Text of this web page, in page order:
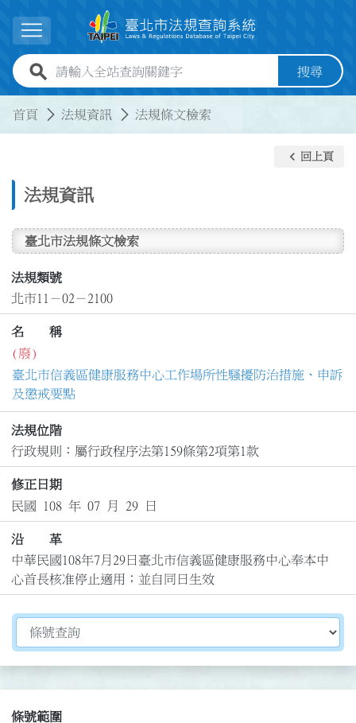
展開選單
全站查詢關鍵字欄位 搜尋
首頁 法規資訊 法規條文檢索
法規資訊
keyboard_arrow_left 回上頁
臺北市法規條文檢索
法規類號
北市11－02－2100
名 稱
(廢)
臺北市信義區健康服務中心工作場所性騷擾防治措施、申訴
及懲戒要點
法規位階
行政規則：屬行政程序法第159條第2項第1款
修正日期
民國 108 年 07 月 29 日
沿 革
中華民國108年7月29日臺北市信義區健康服務中心奉本中
心首長核准停止適用；並自同日生效
切換選擇法規資訊內容
條號範圍